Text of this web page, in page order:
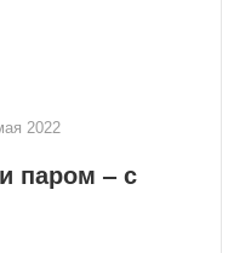
2022
паром ‒ с